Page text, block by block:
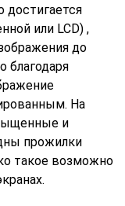
достигается
или LCD) ,
до
благодаря
На
и
прожилки
такое возможно